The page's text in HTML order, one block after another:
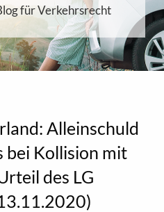
für Verkehrsrecht
Alleinschuld
bei Kollision mit
des LG